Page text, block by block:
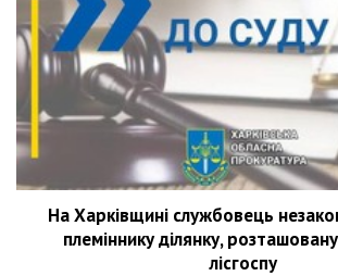
На Харківщині службовець
племіннику ділянку,
лісгоспу